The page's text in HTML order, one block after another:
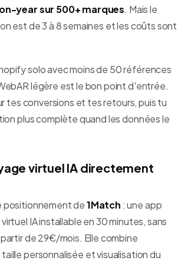
year sur 500+ marques. Mais le
est de 3 à 8 semaines et les coûts sont
solo avec moins de 50 références
légère est le bon point d'entrée.
tes conversions et tes retours, puis tu
plus complète quand les données le
virtuel IA directement
de1Match : une app
IA installable en 30 minutes, sans
de 29€/mois. Elle combine
personnalisée et visualisation du